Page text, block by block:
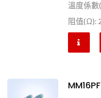
溫度係
阻值(Ω):